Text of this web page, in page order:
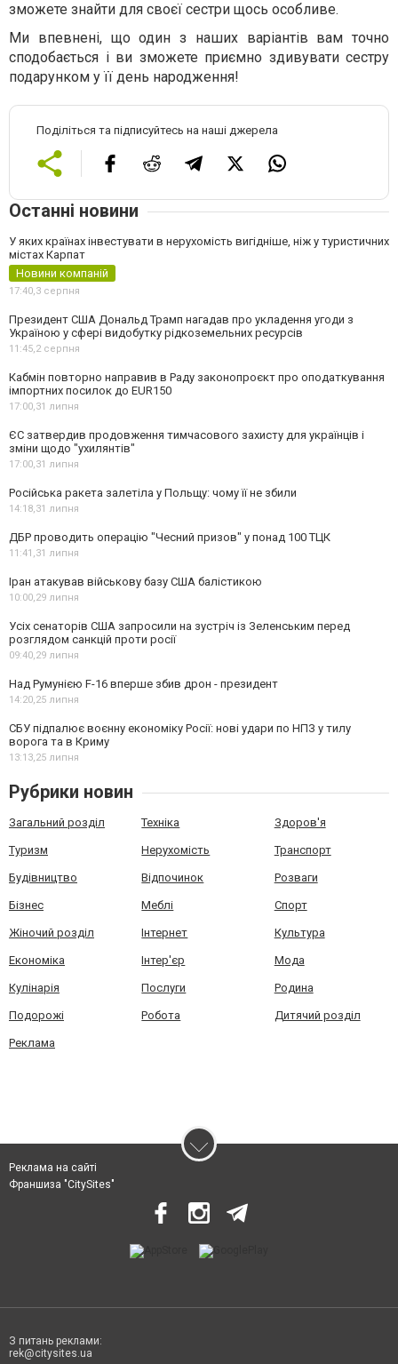
зможете знайти для своєї сестри щось особливе.
Ми впевнені, що один з наших варіантів вам точно
сподобається і ви зможете приємно здивувати сестру
подарунком у її день народження!
Поділіться та підписуйтесь на наші джерела
Останні новини
У яких країнах інвестувати в нерухомість вигідніше, ніж у туристичних
містах Карпат
Новини компаній
17:40,3 серпня
Президент США Дональд Трамп нагадав про укладення угоди з
Україною у сфері видобутку рідкоземельних ресурсів
11:45,2 серпня
Кабмін повторно направив в Раду законопроєкт про оподаткування
імпортних посилок до EUR150
17:00,31 липня
ЄС затвердив продовження тимчасового захисту для українців і
зміни щодо "ухилянтів"
17:00,31 липня
Російська ракета залетіла у Польщу: чому її не збили
14:18,31 липня
ДБР проводить операцію "Чесний призов" у понад 100 ТЦК
11:41,31 липня
Іран атакував військову базу США балістикою
10:00,29 липня
Усіх сенаторів США запросили на зустріч із Зеленським перед
розглядом санкцій проти росії
09:40,29 липня
Над Румунією F-16 вперше збив дрон - президент
14:20,25 липня
СБУ підпалює воєнну економіку Росії: нові удари по НПЗ у тилу
ворога та в Криму
13:13,25 липня
Рубрики новин
Загальний розділ Техніка Здоров'я
Туризм Нерухомість Транспорт
Будівництво Відпочинок Розваги
Бізнес Меблі Спорт
Жіночий розділ Інтернет Культура
Економіка Інтер'єр Мода
Кулінарія Послуги Родина
Подорожі Робота Дитячий розділ
Реклама
Реклама на сайті
Франшиза "CitySites"
З питань реклами:
rek@citysites.ua